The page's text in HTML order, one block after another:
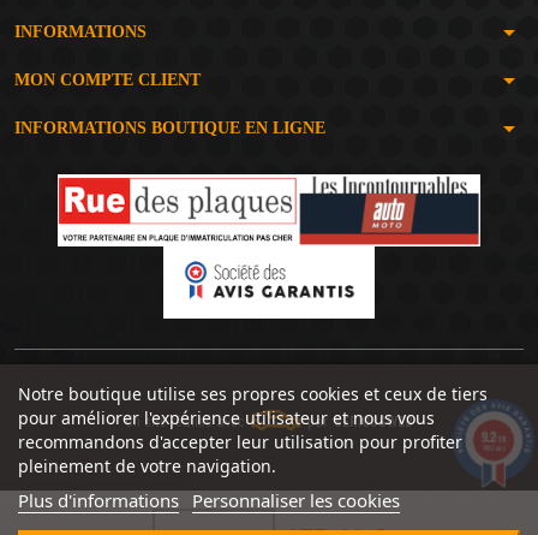
INFORMATIONS arrow_drop_down
MON COMPTE CLIENT arrow_drop_down
INFORMATIONS BOUTIQUE EN LIGNE arrow_drop_down
Notre boutique utilise ses propres cookies et ceux de tiers
pour améliorer l'expérience utilisateur et nous vous
recommandons d'accepter leur utilisation pour profiter
pleinement de votre navigation.
Plus d'informations Personnaliser les cookies
Un site réalisé avec par SERIOUSWEB
9.2/10
1492 avis